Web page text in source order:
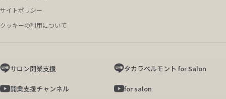
サロン開業支援 タカラベルモント for Salon
開業支援チャンネル for salon
サイトポリシー
クッキーの利用について